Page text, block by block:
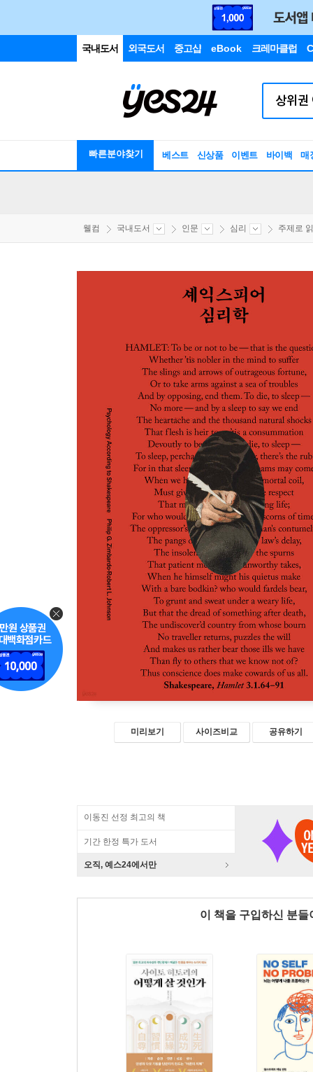
국내도서 외국도서 중고샵 eBook 크레마클럽
빠른분야찾기 베스트 신상품 이벤트 바이백 매
웰컴 국내도서 인문 심리 주제로
미리보기 사이즈비교 공유하기
이동진 선정 최고의 책
기간 한정 특가 도서
오직, 예스24에서만
이 책을 구입하신 분